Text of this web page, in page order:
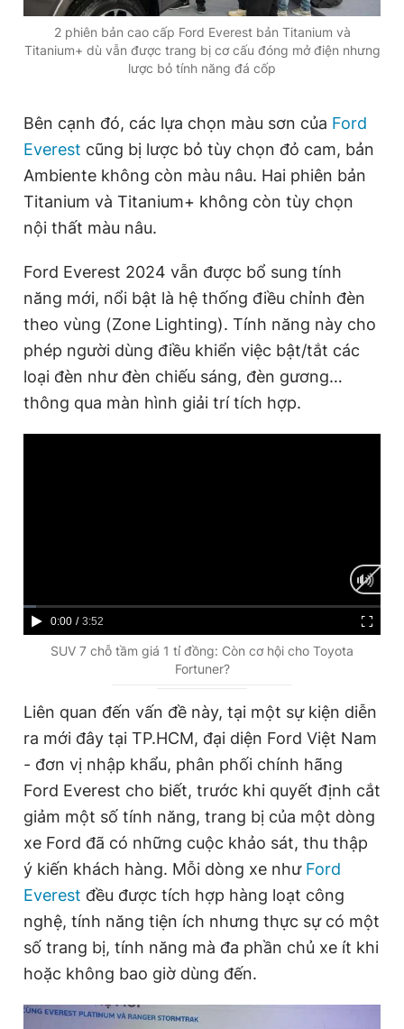
2 phiên bản cao cấp Ford Everest bản Titanium và
Titanium+ dù vẫn được trang bị cơ cấu đóng mở điện nhưng
lược bỏ tính năng đá cốp
Bên cạnh đó, các lựa chọn màu sơn của Ford
Everest cũng bị lược bỏ tùy chọn đỏ cam, bản
Ambiente không còn màu nâu. Hai phiên bản
Titanium và Titanium+ không còn tùy chọn
nội thất màu nâu.
Ford Everest 2024 vẫn được bổ sung tính
năng mới, nổi bật là hệ thống điều chỉnh đèn
theo vùng (Zone Lighting). Tính năng này cho
phép người dùng điều khiển việc bật/tắt các
loại đèn như đèn chiếu sáng, đèn gương…
thông qua màn hình giải trí tích hợp.
C
u
i
m
e
0:00 / D
u
n
3:52
SUV 7 chỗ tầm giá 1 tỉ đồng: Còn cơ hội cho Toyota
Fortuner?
Liên quan đến vấn đề này, tại một sự kiện diễn
ra mới đây tại TP.HCM, đại diện Ford Việt Nam
- đơn vị nhập khẩu, phân phối chính hãng
Ford Everest cho biết, trước khi quyết định cắt
giảm một số tính năng, trang bị của một dòng
xe Ford đã có những cuộc khảo sát, thu thập
ý kiến khách hàng. Mỗi dòng xe như Ford
Everest đều được tích hợp hàng loạt công
nghệ, tính năng tiện ích nhưng thực sự có một
số trang bị, tính năng mà đa phần chủ xe ít khi
hoặc không bao giờ dùng đến.